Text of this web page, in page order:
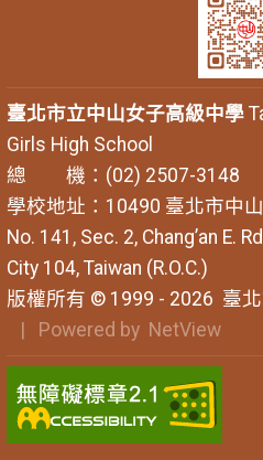
臺北市立中山女子高級中學
Girls High School
總 機：(02) 2507-3148
學校地址：10490 臺北市中
No. 141, Sec. 2, Chang’an E.
City 104, Taiwan (R.O.C.)
版權所有 © 1999 - 2026 臺
| Powered by NetView